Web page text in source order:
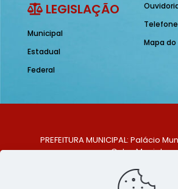
LEGISLAÇÃO
Municipal
Estadual
Federal
Mapa do
PREFEITURA MUNICIPAL: Palácio
Celso Maciel
Centro, São Bento do Una - PE.
TELEFONE: (81) 99548-